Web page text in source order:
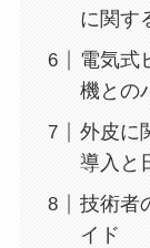
に関す
電気式
機との
外皮に
導入と
技術者
イド